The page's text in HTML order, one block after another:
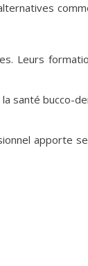
Leurs
santé bucco-
apporte